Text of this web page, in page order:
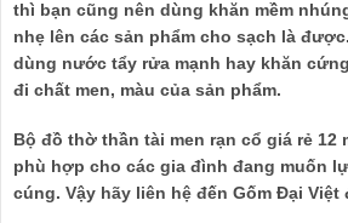
thì bạn cũng nên dùng khăn mềm
nhẹ lên các sản phẩm cho sạch là
dùng nước tẩy rửa mạnh hay khăn
đi chất men, màu của sản phẩm.
Bộ đồ thờ thần tài men rạn cổ giá rẻ 12
phù hợp cho các gia đình đang muốn
cúng. Vậy hãy liên hệ đến Gốm Đại Việt